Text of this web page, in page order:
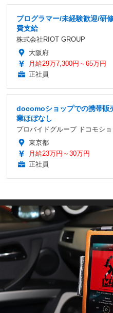
プログラマー/未経験歓迎/研
費支給
株式会社RIOT GROUP
大阪府
月給29万7,300円～65万円
正社員
docomoショップでの携帯販
業ほぼなし
プロバイドグループ ドコモシ
東京都
月給23万円～30万円
正社員